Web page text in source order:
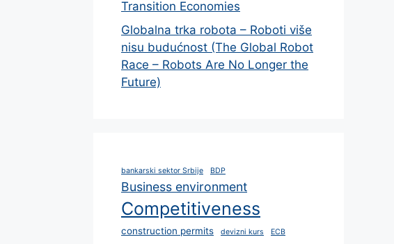
Transition Economies
Globalna trka robota – Roboti više
nisu budućnost (The Global Robot
Race – Robots Are No Longer the
Future)
bankarski sektor Srbije BDP
Business environment
Competitiveness
construction permits devizni kurs ECB